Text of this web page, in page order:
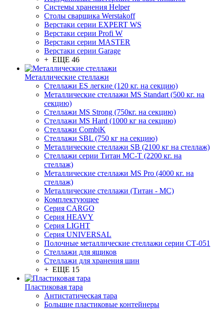
Системы хранения Helper
Столы сварщика Werstakoff
Верстаки серии EXPERT WS
Верстаки серии Profi W
Верстаки серии MASTER
Верстаки серии Garage
+ ЕЩЕ 46
Металлические стеллажи
Стеллажи ES легкие (120 кг. на секцию)
Металлические стеллажи MS Standart (500 кг. на
секцию)
Стеллажи MS Strong (750кг. на секцию)
Стеллажи MS Hard (1000 кг на секцию)
Стеллажи CombiK
Стеллажи SBL (750 кг на секцию)
Металлические стеллажи SB (2100 кг на стеллаж)
Стеллажи серии Титан МС-Т (2200 кг. на
стеллаж)
Металлические стеллажи MS Pro (4000 кг. на
стеллаж)
Металлические стеллажи (Титан - МС)
Комплектующее
Серия CARGO
Серия HEAVY
Серия LIGHT
Серия UNIVERSAL
Полочные металлические стеллажи серии СТ-051
Стеллажи для ящиков
Стеллажи для хранения шин
+ ЕЩЕ 15
Пластиковая тара
Антистатическая тара
Большие пластиковые контейнеры